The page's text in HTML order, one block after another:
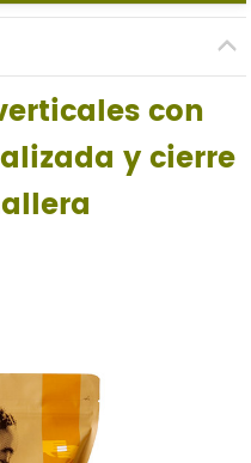
con
y cierre